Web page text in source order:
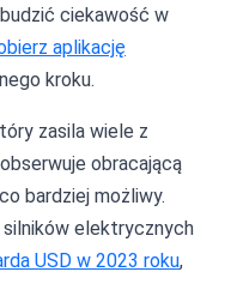
ciekawość w
aplikację
kroku.
zasila wiele z
obracającą
bardziej możliwy.
silników elektrycznych
USD w 2023 roku,